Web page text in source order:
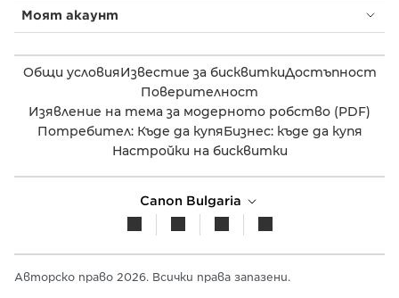
Моят акаунт
Общи условияИзвестие за бисквиткиДостъпност
Поверителност
Изявление на тема за модерното робство (PDF)
Потребител: Къде да купяБизнес: къде да купя
Настройки на бисквитки
Canon Bulgaria
Авторско право 2026. Всички права запазени.